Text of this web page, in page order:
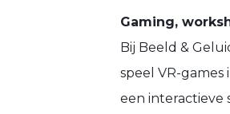
Gaming,
Bij Beeld &
speel VR-
een interactieve